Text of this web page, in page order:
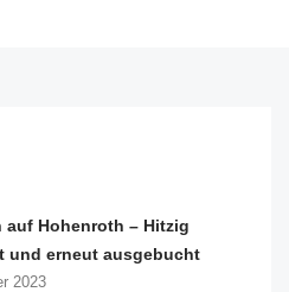
auf Hohenroth – Hitzig
und erneut ausgebucht
2023